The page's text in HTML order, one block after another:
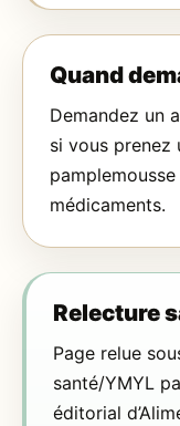
Quand
Demandez un
si vous prenez
médicaments.
Relecture
Page relue
santé/YMYL
éditorial